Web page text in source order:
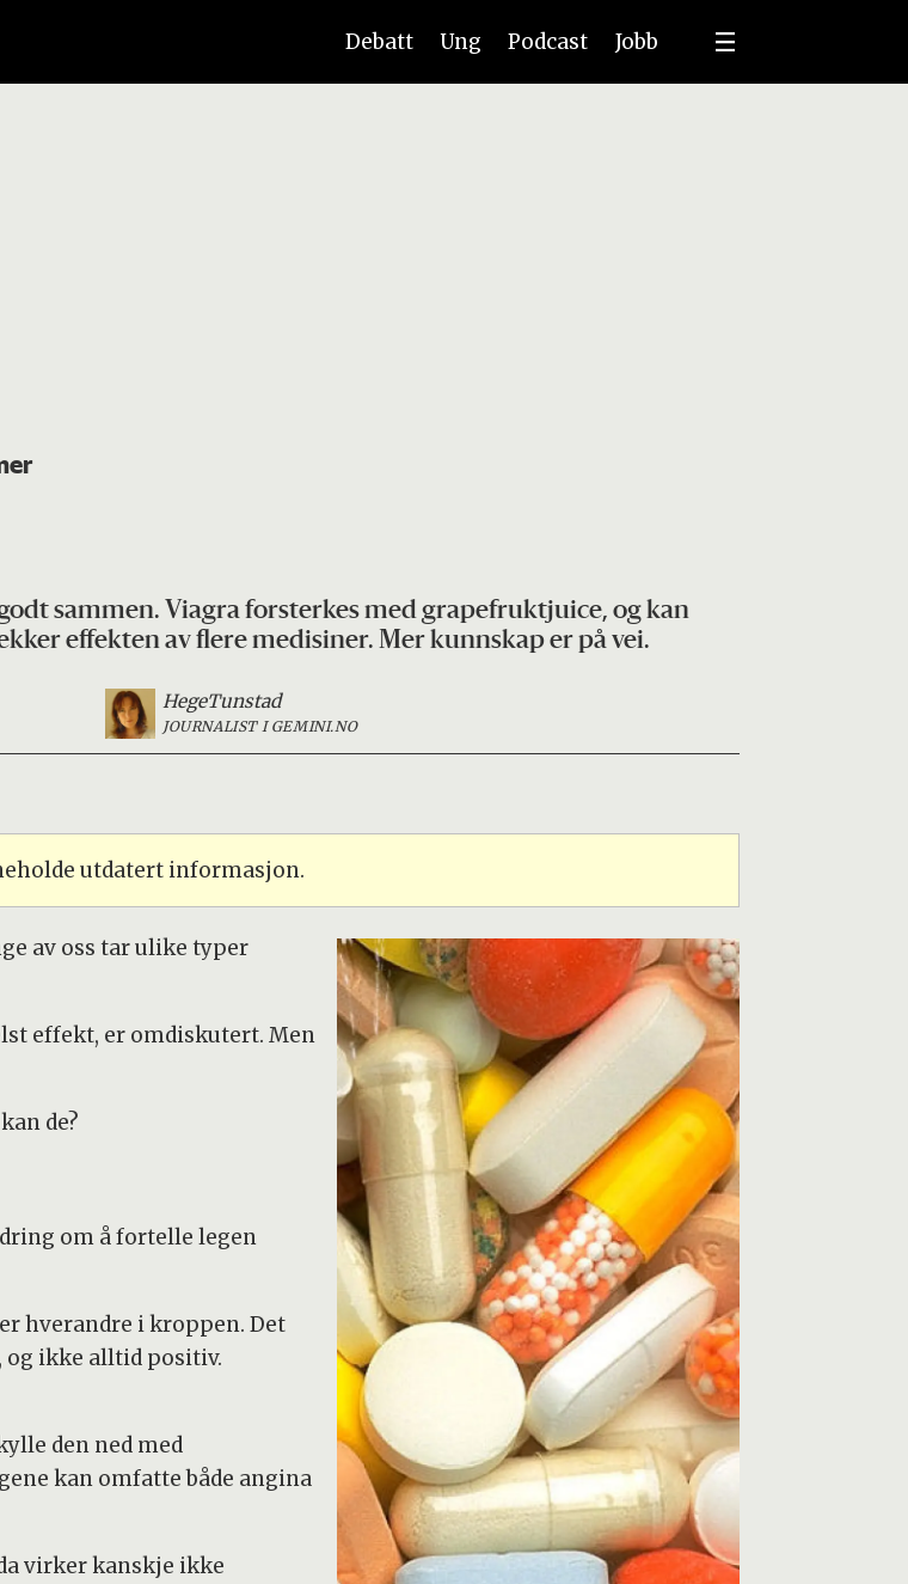
Debatt Ung Podcast Jobb
sammen. Viagra forsterkes med grapefruktjuice, og kan
effekten av flere medisiner. Mer kunnskap er på vei.
HegeTunstad
JOURNALIST I GEMINI.NO
utdatert informasjon.
av oss tar ulike typer
effekt, er omdiskutert. Men
de?
om å fortelle legen
hverandre i kroppen. Det
ikke alltid positiv.
den ned med
kan omfatte både angina
virker kanskje ikke